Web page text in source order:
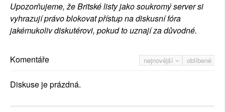
Upozorňujeme, že Britské listy jako soukromý server si
vyhrazují právo blokovat přístup na diskusní fóra
jakémukoliv diskutérovi, pokud to uznají za důvodné.
nejnovější oblíbené
Komentáře
Diskuse je prázdná.